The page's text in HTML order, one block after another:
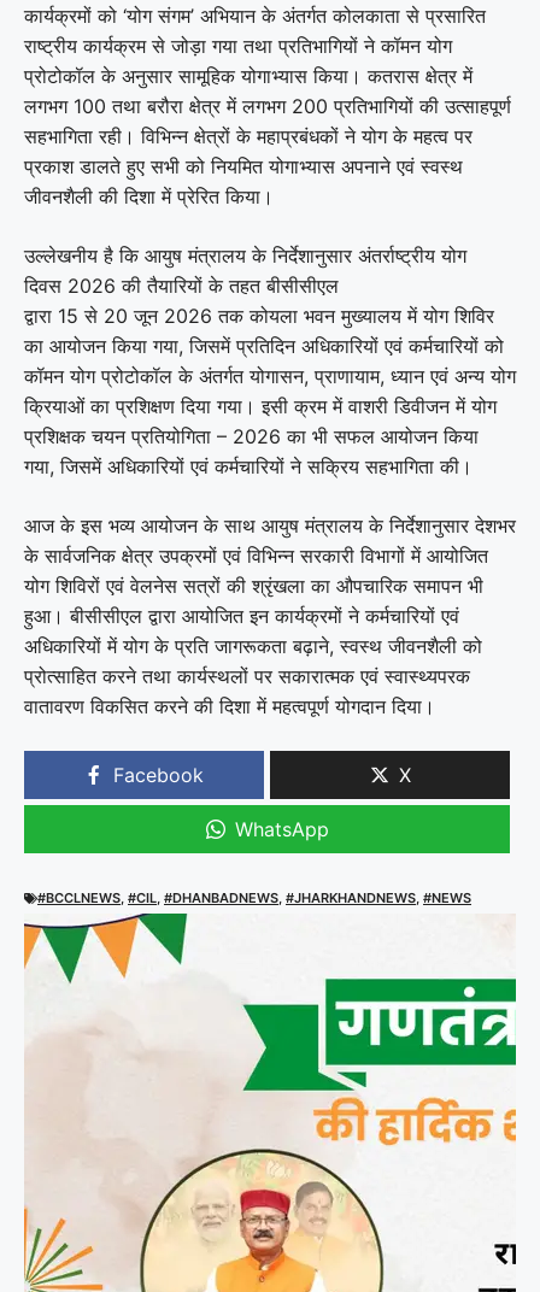
कार्यक्रमों को ‘योग संगम’ अभियान के अंतर्गत कोलकाता से प्रसारित
राष्ट्रीय कार्यक्रम से जोड़ा गया तथा प्रतिभागियों ने कॉमन योग
प्रोटोकॉल के अनुसार सामूहिक योगाभ्यास किया। कतरास क्षेत्र में
लगभग 100 तथा बरौरा क्षेत्र में लगभग 200 प्रतिभागियों की उत्साहपूर्ण
सहभागिता रही। विभिन्न क्षेत्रों के महाप्रबंधकों ने योग के महत्व पर
प्रकाश डालते हुए सभी को नियमित योगाभ्यास अपनाने एवं स्वस्थ
जीवनशैली की दिशा में प्रेरित किया।
उल्लेखनीय है कि आयुष मंत्रालय के निर्देशानुसार अंतर्राष्ट्रीय योग
दिवस 2026 की तैयारियों के तहत बीसीसीएल
द्वारा 15 से 20 जून 2026 तक कोयला भवन मुख्यालय में योग शिविर
का आयोजन किया गया, जिसमें प्रतिदिन अधिकारियों एवं कर्मचारियों को
कॉमन योग प्रोटोकॉल के अंतर्गत योगासन, प्राणायाम, ध्यान एवं अन्य योग
क्रियाओं का प्रशिक्षण दिया गया। इसी क्रम में वाशरी डिवीजन में योग
प्रशिक्षक चयन प्रतियोगिता – 2026 का भी सफल आयोजन किया
गया, जिसमें अधिकारियों एवं कर्मचारियों ने सक्रिय सहभागिता की।
आज के इस भव्य आयोजन के साथ आयुष मंत्रालय के निर्देशानुसार देशभर
के सार्वजनिक क्षेत्र उपक्रमों एवं विभिन्न सरकारी विभागों में आयोजित
योग शिविरों एवं वेलनेस सत्रों की श्रृंखला का औपचारिक समापन भी
हुआ। बीसीसीएल द्वारा आयोजित इन कार्यक्रमों ने कर्मचारियों एवं
अधिकारियों में योग के प्रति जागरूकता बढ़ाने, स्वस्थ जीवनशैली को
प्रोत्साहित करने तथा कार्यस्थलों पर सकारात्मक एवं स्वास्थ्यपरक
वातावरण विकसित करने की दिशा में महत्वपूर्ण योगदान दिया।
Facebook X
WhatsApp
#BCCLNEWS, #CIL, #DHANBADNEWS, #JHARKHANDNEWS, #NEWS